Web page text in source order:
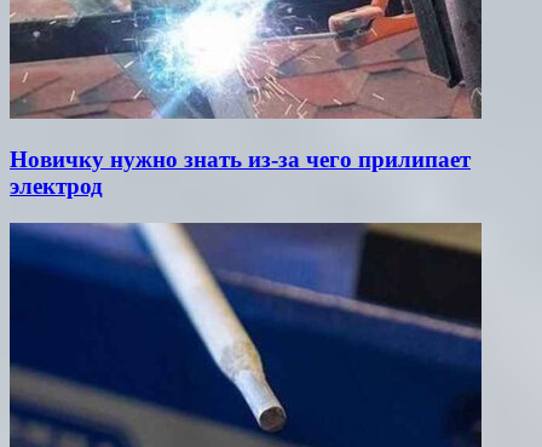
Новичку нужно знать из-за чего прилипает
электрод